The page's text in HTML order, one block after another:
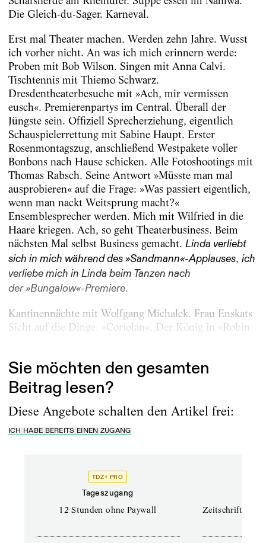
Die Gleich-du-Sager. Karneval.
Erst mal Theater machen. Werden zehn Jahre. Wusst
ich vorher nicht. An was ich mich erinnern werde:
Proben mit Bob Wilson. Singen mit Anna Calvi.
Tischtennis mit Thiemo Schwarz.
Dresdentheaterbesuche mit »Ach, mir vermissen
eusch«. Premierenpartys im Central. Überall der
Jüngste sein. Offiziell Sprecherziehung, eigentlich
Schauspielerrettung mit Sabine Haupt. Erster
Rosenmontagszug, anschließend Westpakete voller
Bonbons nach Hause schicken. Alle Fotoshootings mit
Thomas Rabsch. Seine Antwort »Müsste man mal
ausprobieren« auf die Frage: »Was passiert eigentlich,
wenn man nackt Weitsprung macht?«
Ensemblesprecher werden. Mich mit Wilfried in die
Haare kriegen. Ach, so geht Theaterbusiness. Beim
nächsten Mal selbst Business gemacht. Linda verliebt
sich in mich während des »Sandmann«-Applauses, ich
verliebe mich in Linda beim Tanzen nach
der»Bungalow«-Premiere.
Kantinennächte mit Wolfgang Michalek. Frau Enskats
Sicht auf die Dinge. »Coriolan«. Der König in »Robin
Sie möchten den gesamten
Beitrag lesen?
Diese Angebote schalten den Artikel frei:
ICH HABE BEREITS EINEN ZUGANG
TDZ+ PRO
Tageszugang
12 Stunden ohne Paywall Zeitschriften